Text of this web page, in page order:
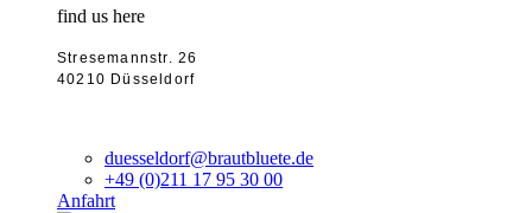
find us here
Stresemannstr. 26
40210 Düsseldorf
duesseldorf@brautbluete.de
+49 (0)211 17 95 30 00
Anfahrt